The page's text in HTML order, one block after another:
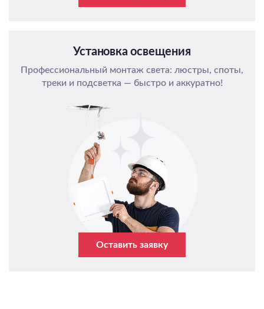
Установка освещения
Профессиональный монтаж света: люстры, споты,
треки и подсветка — быстро и аккуратно!
Оставить заявку